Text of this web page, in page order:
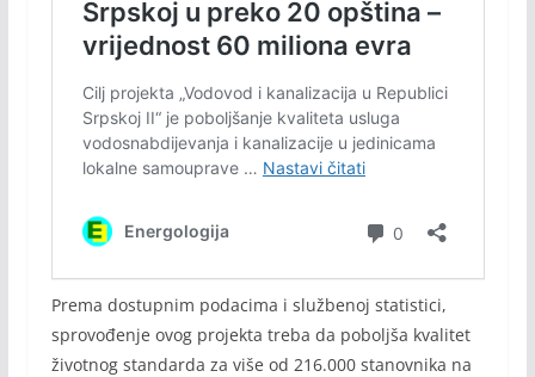
Prema dostupnim podacima i službenoj statistici,
sprovođenje ovog projekta treba da poboljša kvalitet
životnog standarda za više od 216.000 stanovnika na